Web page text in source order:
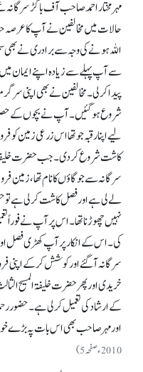
حالات میں مخالفین نے آپ کا عرصہ
اللہ ہونے کی وجہ سے برادری نے بھی
سے آپ پہلے سے زیادہ اپنے ایمان
پیدا کر لی۔ مخالفین نے بھی اپنی
شروع ہو گئیں۔ آپ نے بچوں کے
لیے اپنا رقبہ جو تھا اس زرعی زمین
کاشت شروع کر دی۔ جب حضرت خلیفۃ
سرگانہ سے جو گاؤں کا نام تھا،
لے لی ہے اور فصل کاشت کر لی ہے تو
نہیں چھوڑنا تھا۔ اس پر آپ نے فوراً
کی۔ اس کے انکار پر آپ کھڑی فصل اور
سرگانہ آ گئے اور کوشش کر کے اپنی
خریدی اور پھر حضرت خلیفۃ المسیح
کے ارشاد کی تعمیل کر لی ہے۔ حضور
اور مہر صاحب بھی اس بات پہ
2010ء صفحہ 5)